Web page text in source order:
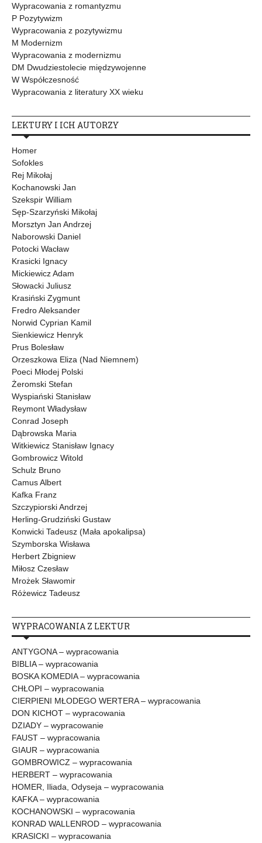
Wypracowania z romantyzmu
P Pozytywizm
Wypracowania z pozytywizmu
M Modernizm
Wypracowania z modernizmu
DM Dwudziestolecie międzywojenne
W Współczesność
Wypracowania z literatury XX wieku
LEKTURY I ICH AUTORZY
Homer
Sofokles
Rej Mikołaj
Kochanowski Jan
Szekspir William
Sęp-Szarzyński Mikołaj
Morsztyn Jan Andrzej
Naborowski Daniel
Potocki Wacław
Krasicki Ignacy
Mickiewicz Adam
Słowacki Juliusz
Krasiński Zygmunt
Fredro Aleksander
Norwid Cyprian Kamil
Sienkiewicz Henryk
Prus Bolesław
Orzeszkowa Eliza (Nad Niemnem)
Poeci Młodej Polski
Żeromski Stefan
Wyspiański Stanisław
Reymont Władysław
Conrad Joseph
Dąbrowska Maria
Witkiewicz Stanisław Ignacy
Gombrowicz Witold
Schulz Bruno
Camus Albert
Kafka Franz
Szczypiorski Andrzej
Herling-Grudziński Gustaw
Konwicki Tadeusz (Mała apokalipsa)
Szymborska Wisława
Herbert Zbigniew
Miłosz Czesław
Mrożek Sławomir
Różewicz Tadeusz
WYPRACOWANIA Z LEKTUR
ANTYGONA – wypracowania
BIBLIA – wypracowania
BOSKA KOMEDIA – wypracowania
CHŁOPI – wypracowania
CIERPIENI MŁODEGO WERTERA – wypracowania
DON KICHOT – wypracowania
DZIADY – wypracowanie
FAUST – wypracowania
GIAUR – wypracowania
GOMBROWICZ – wypracowania
HERBERT – wypracowania
HOMER, Iliada, Odyseja – wypracowania
KAFKA – wypracowania
KOCHANOWSKI – wypracowania
KONRAD WALLENROD – wypracowania
KRASICKI – wypracowania